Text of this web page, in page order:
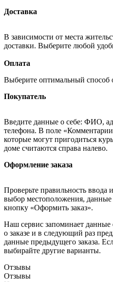
Доставка
В зависимости от места
доставки. Выберите любой
Оплата
Выберите оптимальный способ
Покупатель
Введите данные о себе: ФИО,
телефона. В поле «Комментарии
которые могут пригодиться
доме считаются справа налево.
Оформление заказа
Проверьте правильность ввода
выбор местоположения,
кнопку «Оформить заказ».
Наш сервис запоминает
о заказе и в следующий раз
данные предыдущего заказа.
выбирайте другие варианты.
Отзывы
Отзывы